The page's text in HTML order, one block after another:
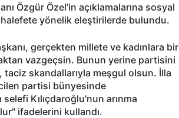
Özgür Özel’in açıklamalarına sosyal
yönelik eleştirilerde bulundu.
gerçekten millete ve kadınlara bir
vazgeçsin. Bunun yerine partisini
skandallarıyla meşgul olsun. İlla
partisi bünyesinde
Kılıçdaroğlu'nun arınma
ifadelerini kullandı.